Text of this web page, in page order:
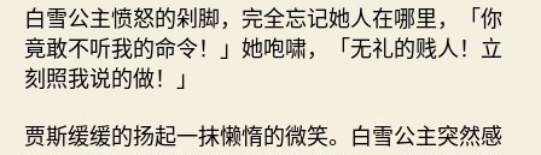
白雪公主愤怒的剁脚，完全忘记她人在哪里，「你
竟敢不听我的命令！」她咆啸，「无礼的贱人！立
刻照我说的做！」
贾斯缓缓的扬起一抹懒惰的微笑。白雪公主突然感